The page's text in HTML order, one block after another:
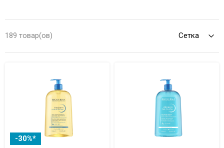
189 товар(ов)
-30%*